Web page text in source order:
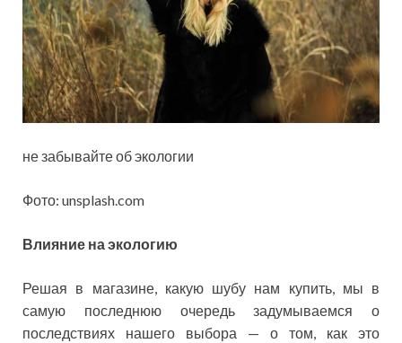
не забывайте об экологии
Фото: unsplash.com
Влияние на экологию
Решая в магазине, какую шубу нам купить, мы в
самую последнюю очередь задумываемся о
последствиях нашего выбора — о том, как это